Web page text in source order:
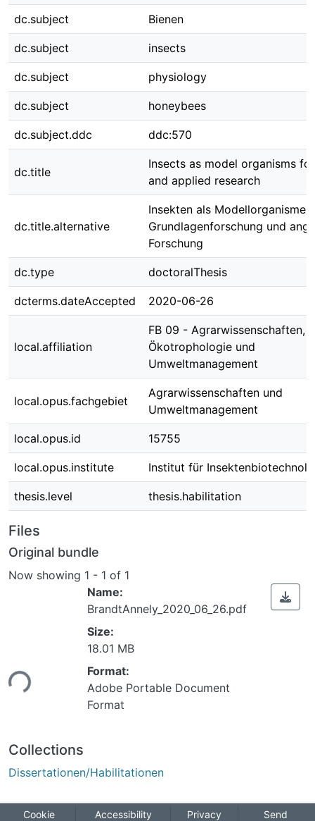
dc.subject Bienen
dc.subject insects
dc.subject physiology
dc.subject honeybees
dc.subject.ddc ddc:570
dc.title
Insects as model organisms
and applied research
dc.title.alternative
Insekten als
Grundlagenforschung und
Forschung
dc.type doctoralThesis
dcterms.dateAccepted 2020-06-26
local.affiliation
FB 09 - Agrarwissenschaften,
Ökotrophologie und
Umweltmanagement
local.opus.fachgebiet
Agrarwissenschaften und
Umweltmanagement
local.opus.id 15755
local.opus.institute Institut für
thesis.level thesis.habilitation
Files
Original bundle
Now showing 1 - 1 of 1
Loading...
Name:
BrandtAnnely_2020_06_26.pdf
Size:
18.01 MB
Format:
Adobe Portable Document
Format
Collections
Dissertationen/Habilitationen
Cookie Accessibility Privacy Send